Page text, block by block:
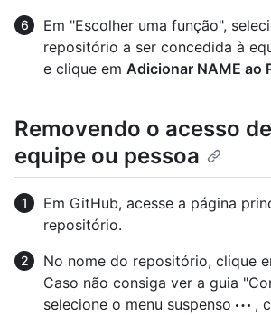
Em "Escolher uma função",
repositório a ser concedida à
e clique em Adicionar NAME ao
Removendo o acesso
equipe ou pessoa
Em GitHub, acesse a página
repositório.
No nome do repositório, clique
Caso não consiga ver a guia
selecione o menu suspenso
,